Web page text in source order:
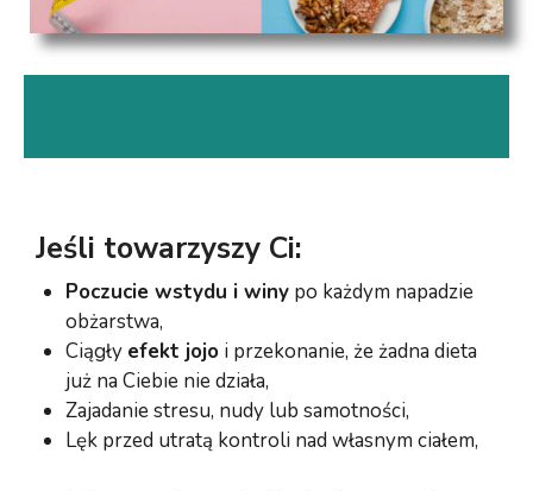
Jeśli towarzyszy Ci:
Poczucie wstydu i winy po każdym napadzie
obżarstwa,
Ciągły efekt jojo i przekonanie, że żadna dieta
już na Ciebie nie działa,
Zajadanie stresu, nudy lub samotności,
Lęk przed utratą kontroli nad własnym ciałem,